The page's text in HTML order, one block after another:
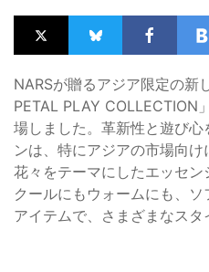
NARSが贈るアジア限定の新
PETAL PLAY COLLECTION
場しました。革新性と遊び
ンは、特にアジアの市場向け
花々をテーマにしたエッセン
クールにもウォームにも、
アイテムで、さまざまなスタ